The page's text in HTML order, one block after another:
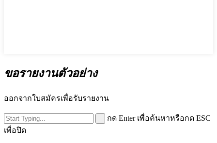
ขอรายงานตัวอย่าง
ออกจากใบสมัครเพื่อรับรายงาน
กด Enter เพื่อค้นหาหรือกด ESC
เพื่อปิด